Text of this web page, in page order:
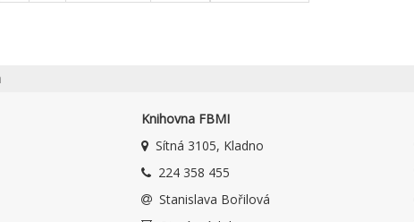
Knihovna FBMI
Sítná 3105, Kladno
224 358 455
Stanislava Bořilová